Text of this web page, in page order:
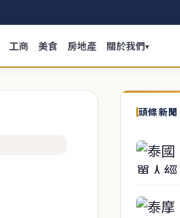
工商 美食 房地產 關於我們▾
頭條新聞